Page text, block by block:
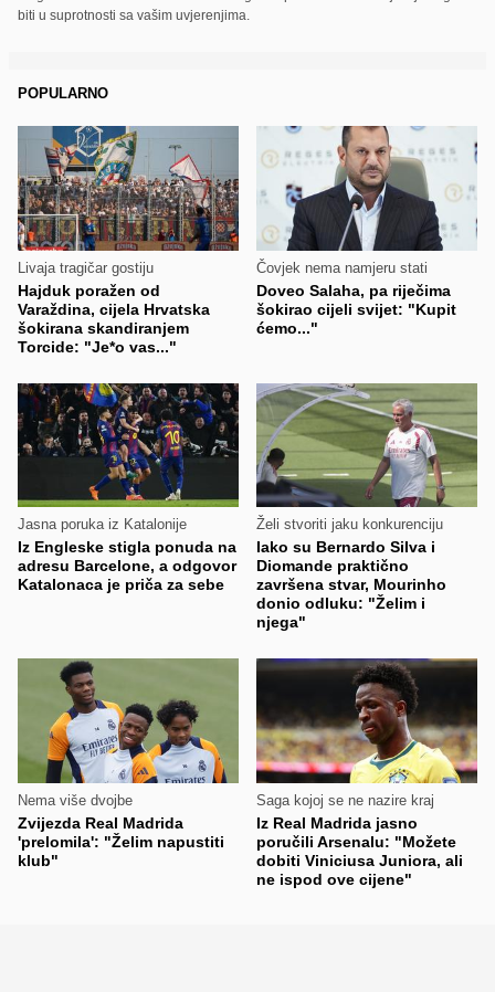
biti u suprotnosti sa vašim uvjerenjima.
POPULARNO
Livaja tragičar gostiju
Hajduk poražen od
Varaždina, cijela Hrvatska
šokirana skandiranjem
Torcide: "Je*o vas..."
Čovjek nema namjeru stati
Doveo Salaha, pa riječima
šokirao cijeli svijet: "Kupit
ćemo..."
Jasna poruka iz Katalonije
Iz Engleske stigla ponuda na
adresu Barcelone, a odgovor
Katalonaca je priča za sebe
Želi stvoriti jaku konkurenciju
Iako su Bernardo Silva i
Diomande praktično
završena stvar, Mourinho
donio odluku: "Želim i
njega"
Nema više dvojbe
Zvijezda Real Madrida
'prelomila': "Želim napustiti
klub"
Saga kojoj se ne nazire kraj
Iz Real Madrida jasno
poručili Arsenalu: "Možete
dobiti Viniciusa Juniora, ali
ne ispod ove cijene"